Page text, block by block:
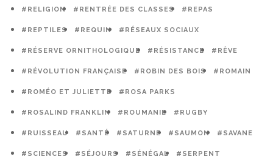
#RELIGION #RENTRÉE DES CLASSES #REPAS
#REPTILES #REQUIN #RÉSEAUX SOCIAUX
#RÉSERVE ORNITHOLOGIQUE #RÉSISTANCE #RÊVE
#RÉVOLUTION FRANÇAISE #ROBIN DES BOIS #ROMAIN
#ROMÉO ET JULIETTE #ROSA PARKS
#ROSALIND FRANKLIN #ROUMANIE #RUGBY
#RUISSEAU #SANTÉ #SATURNE #SAUMON #SAVANE
#SCIENCES #SÉJOURS #SÉNÉGAL #SERPENT